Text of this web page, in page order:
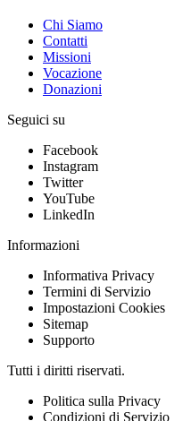
Chi Siamo
Contatti
Missioni
Vocazione
Donazioni
Seguici su
Facebook
Instagram
Twitter
YouTube
LinkedIn
Informazioni
Informativa Privacy
Termini di Servizio
Impostazioni Cookies
Sitemap
Supporto
Tutti i diritti riservati.
Politica sulla Privacy
Condizioni di Servizio